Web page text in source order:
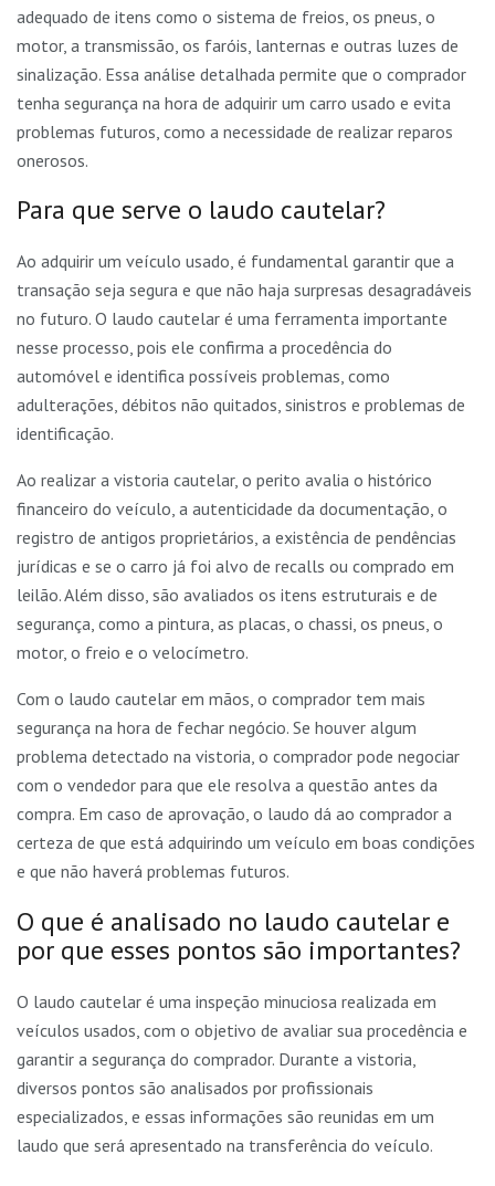
adequado de itens como o sistema de freios, os pneus, o
motor, a transmissão, os faróis, lanternas e outras luzes de
sinalização. Essa análise detalhada permite que o comprador
tenha segurança na hora de adquirir um carro usado e evita
problemas futuros, como a necessidade de realizar reparos
onerosos.
Para que serve o laudo cautelar?
Ao adquirir um veículo usado, é fundamental garantir que a
transação seja segura e que não haja surpresas desagradáveis
no futuro. O laudo cautelar é uma ferramenta importante
nesse processo, pois ele confirma a procedência do
automóvel e identifica possíveis problemas, como
adulterações, débitos não quitados, sinistros e problemas de
identificação.
Ao realizar a vistoria cautelar, o perito avalia o histórico
financeiro do veículo, a autenticidade da documentação, o
registro de antigos proprietários, a existência de pendências
jurídicas e se o carro já foi alvo de recalls ou comprado em
leilão. Além disso, são avaliados os itens estruturais e de
segurança, como a pintura, as placas, o chassi, os pneus, o
motor, o freio e o velocímetro.
Com o laudo cautelar em mãos, o comprador tem mais
segurança na hora de fechar negócio. Se houver algum
problema detectado na vistoria, o comprador pode negociar
com o vendedor para que ele resolva a questão antes da
compra. Em caso de aprovação, o laudo dá ao comprador a
certeza de que está adquirindo um veículo em boas condições
e que não haverá problemas futuros.
O que é analisado no laudo cautelar e
por que esses pontos são importantes?
O laudo cautelar é uma inspeção minuciosa realizada em
veículos usados, com o objetivo de avaliar sua procedência e
garantir a segurança do comprador. Durante a vistoria,
diversos pontos são analisados por profissionais
especializados, e essas informações são reunidas em um
laudo que será apresentado na transferência do veículo.